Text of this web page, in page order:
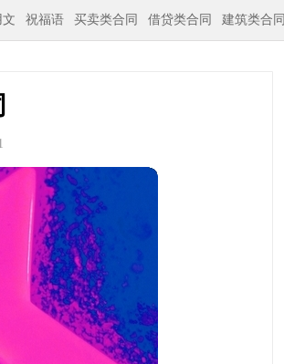
文 祝福语 买卖类合同 借贷类合同 建筑类合同